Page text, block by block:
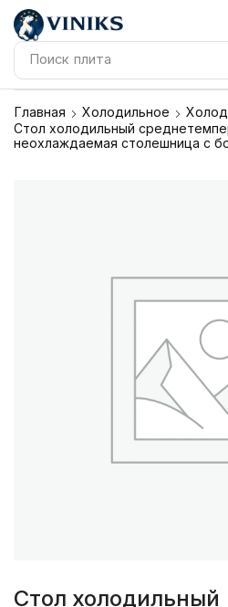
Поиск плита
Главная Холодильное
Стол холодильный
неохлаждаемая столешница с
Стол холодильный